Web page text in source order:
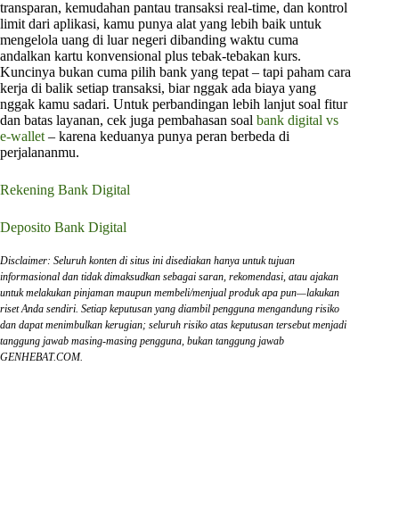
transparan, kemudahan pantau transaksi real-time, dan kontrol
limit dari aplikasi, kamu punya alat yang lebih baik untuk
mengelola uang di luar negeri dibanding waktu cuma
andalkan kartu konvensional plus tebak-tebakan kurs.
Kuncinya bukan cuma pilih bank yang tepat – tapi paham cara
kerja di balik setiap transaksi, biar nggak ada biaya yang
nggak kamu sadari. Untuk perbandingan lebih lanjut soal fitur
dan batas layanan, cek juga pembahasan soal bank digital vs
e-wallet – karena keduanya punya peran berbeda di
perjalananmu.
Rekening Bank Digital
Deposito Bank Digital
Disclaimer: Seluruh konten di situs ini disediakan hanya untuk tujuan
informasional dan tidak dimaksudkan sebagai saran, rekomendasi, atau ajakan
untuk melakukan pinjaman maupun membeli/menjual produk apa pun—lakukan
riset Anda sendiri. Setiap keputusan yang diambil pengguna mengandung risiko
dan dapat menimbulkan kerugian; seluruh risiko atas keputusan tersebut menjadi
tanggung jawab masing-masing pengguna, bukan tanggung jawab
GENHEBAT.COM.